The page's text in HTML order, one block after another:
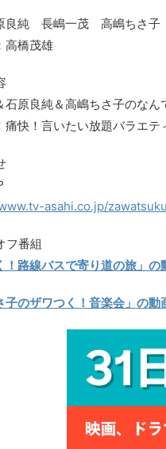
良純 長嶋一茂 高嶋ちさ子
高橋茂雄
石原良純＆高嶋ちさ子のな
痛快！言いたい放題バラエテ
asahi.co.jp/
フ番組
！路線バスで寄り道の旅」
子のザワつく！音楽会」の